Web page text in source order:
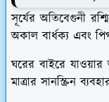
​সূর্যের অতিবেগুনী
অকাল বার্ধক্য এবং
​ঘরের বাইরে
মাত্রার সানস্ক্রিন